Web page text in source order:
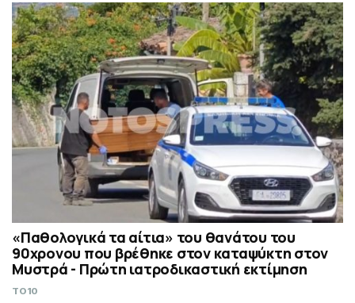
«Παθολογικά τα αίτια» του θανάτου του
90χρονου που βρέθηκε στον καταψύκτη στον
Μυστρά - Πρώτη ιατροδικαστική εκτίμηση
TO10